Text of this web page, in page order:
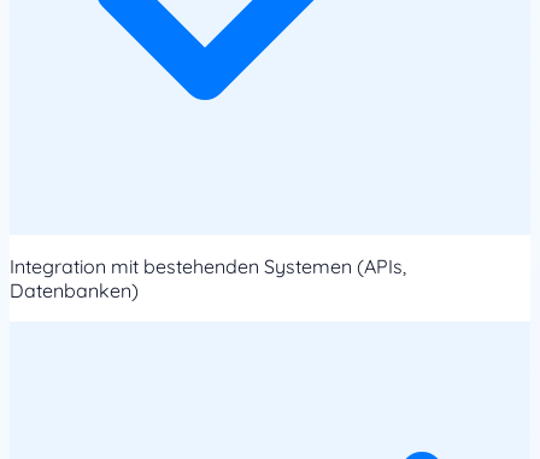
Integration mit bestehenden Systemen (APIs,
Datenbanken)